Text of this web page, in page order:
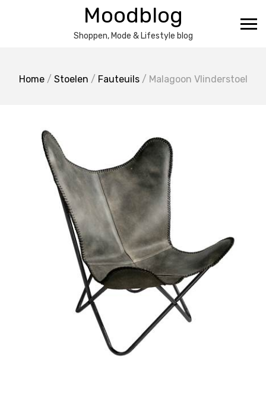
Moodblog
Shoppen, Mode & Lifestyle blog
Home/ Stoelen / Fauteuils/ Malagoon Vlinderstoel